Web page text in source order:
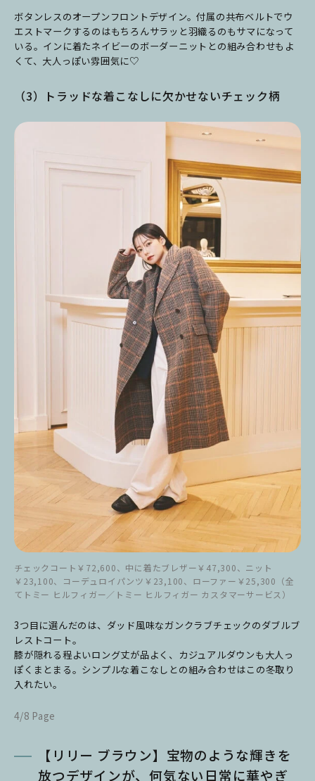
ボタンレスのオープンフロントデザイン。付属の共布ベルトでウ
エストマークするのはもちろんサラッと羽織るのもサマになって
いる。 インに着たネイビーのボーダーニットとの組み合わせもよ
くて、大人っぽい雰囲気に♡
（3）トラッドな着こなしに欠かせないチェック柄
チェックコート￥72,600、中に着たブレザー￥47,300、ニット
￥23,100、コーデュロイパンツ￥23,100、ローファー￥25,300（全
てトミー ヒルフィガー／トミー ヒルフィガー カスタマーサービス）
3つ目に選んだのは、ダッド風味なガンクラブチェックのダブルブ
レストコート。
膝が隠れる程よいロング丈が品よく、カジュアルダウンも大人っ
ぽくまとまる。シンプルな着こなしとの組み合わせはこの冬取り
入れたい。
4/8 Page
【リリー ブラウン】宝物のような輝きを
放つデザインが、何気ない日常に華やぎ